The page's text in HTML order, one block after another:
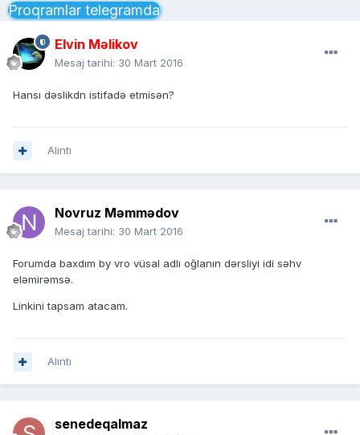
Proqramlar telegramda
Elvin Məlikov
Mesaj tarihi: 30 Mart 2016
Hansı dəslikdn istifadə etmisən?
Alıntı
Novruz Məmmədov
Mesaj tarihi: 30 Mart 2016
Forumda baxdım by vro vüsal adlı oğlanın dərsliyi idi səhv
eləmirəmsə.
Linkini tapsam atacam.
Alıntı
senedeqalmaz